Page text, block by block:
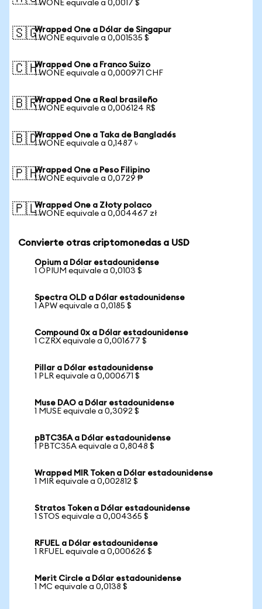
1 WONE equivale a 0,0017 $
🇸🇬Wrapped One a Dólar de Singapur
1 WONE equivale a 0,001535 $
🇨🇭Wrapped One a Franco Suizo
1 WONE equivale a 0,000971 CHF
🇧🇷Wrapped One a Real brasileño
1 WONE equivale a 0,006124 R$
🇧🇩Wrapped One a Taka de Bangladés
1 WONE equivale a 0,1487 ৳
🇵🇭Wrapped One a Peso Filipino
1 WONE equivale a 0,0729 ₱
🇵🇱Wrapped One a Złoty polaco
1 WONE equivale a 0,004467 zł
Convierte otras criptomonedas a USD
Opium a Dólar estadounidense
1 OPIUM equivale a 0,0103 $
Spectra OLD a Dólar estadounidense
1 APW equivale a 0,0185 $
Compound 0x a Dólar estadounidense
1 CZRX equivale a 0,001677 $
Pillar a Dólar estadounidense
1 PLR equivale a 0,000671 $
Muse DAO a Dólar estadounidense
1 MUSE equivale a 0,3092 $
pBTC35A a Dólar estadounidense
1 PBTC35A equivale a 0,8048 $
Wrapped MIR Token a Dólar estadounidense
1 MIR equivale a 0,002812 $
Stratos Token a Dólar estadounidense
1 STOS equivale a 0,004365 $
RFUEL a Dólar estadounidense
1 RFUEL equivale a 0,000626 $
Merit Circle a Dólar estadounidense
1 MC equivale a 0,0138 $